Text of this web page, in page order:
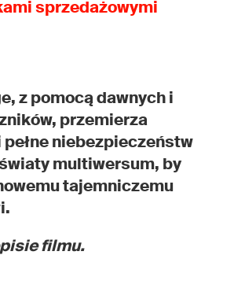
sprzedażowymi
z pomocą dawnych i
przemierza
niebezpieczeństw
multiwersum, by
tajemniczemu
filmu.